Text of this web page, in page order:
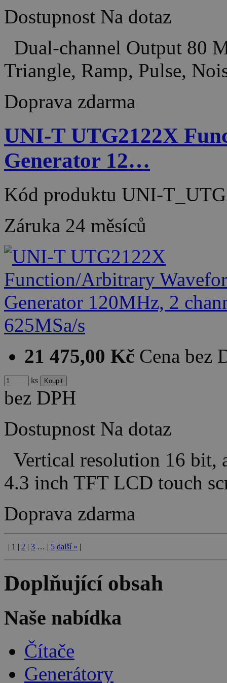
Dostupnost Na dotaz
Dual-channel Output 80
Triangle, Ramp, Pulse,
Doprava zdarma
UNI-T UTG2122X
Generator 12…
Kód produktu UNI-
Záruka 24 měsíců
21 475,00 Kč Cena bez
ks
bez DPH
Dostupnost Na dotaz
Vertical resolution 16 bit,
4.3 inch TFT LCD touch
Doprava zdarma
| 1 | 2 | 3 … | 5 další » |
Doplňující obsah
Naše nabídka
Čítače
Generátory